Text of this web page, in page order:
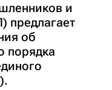
и
предлагает
об
порядка